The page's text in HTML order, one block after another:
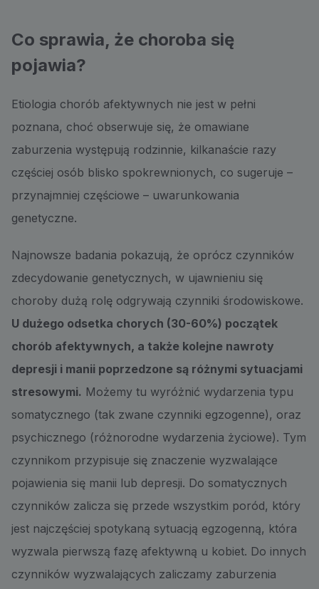
Co sprawia, że choroba się
pojawia?
Etiologia chorób afektywnych nie jest w pełni
poznana, choć obserwuje się, że omawiane
zaburzenia występują rodzinnie, kilkanaście razy
częściej osób blisko spokrewnionych, co sugeruje –
przynajmniej częściowe – uwarunkowania
genetyczne.
Najnowsze badania pokazują, że oprócz czynników
zdecydowanie genetycznych, w ujawnieniu się
choroby dużą rolę odgrywają czynniki środowiskowe.
U dużego odsetka chorych (30-60%) początek
chorób afektywnych, a także kolejne nawroty
depresji i manii poprzedzone są różnymi sytuacjami
stresowymi. Możemy tu wyróżnić wydarzenia typu
somatycznego (tak zwane czynniki egzogenne), oraz
psychicznego (różnorodne wydarzenia życiowe). Tym
czynnikom przypisuje się znaczenie wyzwalające
pojawienia się manii lub depresji. Do somatycznych
czynników zalicza się przede wszystkim poród, który
jest najczęściej spotykaną sytuacją egzogenną, która
wyzwala pierwszą fazę afektywną u kobiet. Do innych
czynników wyzwalających zaliczamy zaburzenia